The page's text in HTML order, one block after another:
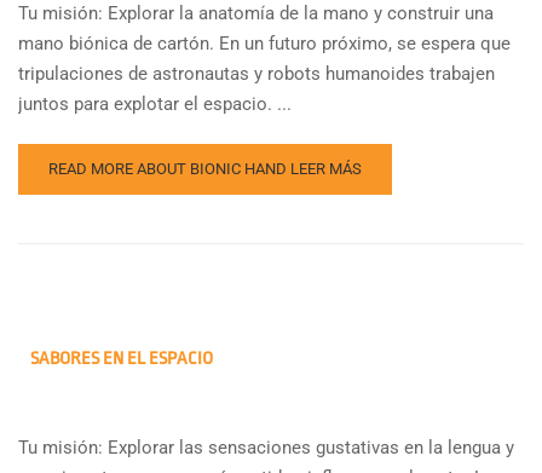
Tu misión: Explorar la anatomía de la mano y construir una
mano biónica de cartón. En un futuro próximo, se espera que
tripulaciones de astronautas y robots humanoides trabajen
juntos para explotar el espacio. ...
READ MORE ABOUT BIONIC HAND LEER MÁS
SABORES EN EL ESPACIO
Tu misión: Explorar las sensaciones gustativas en la lengua y